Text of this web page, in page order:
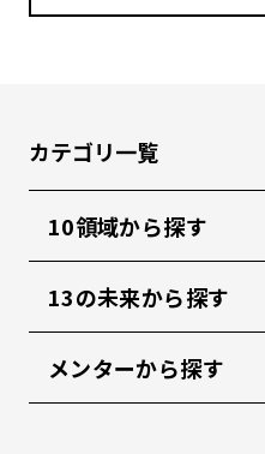
カテゴリ一覧
10領域から探す
13の未来から探す
メンターから探す